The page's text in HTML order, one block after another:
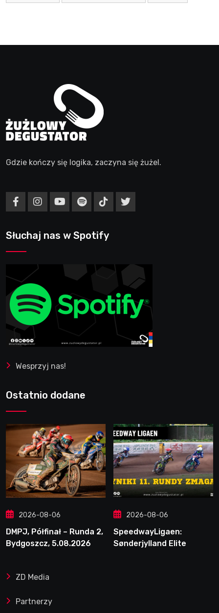
Gdzie kończy się logika, zaczyna się żużel.
Słuchaj nas w Spotify
Wesprzyj nas!
Ostatnio dodane
2026-08-06
DMPJ, Półfinał – Runda 2,
Bydgoszcz, 5.08.2026
2026-08-06
SpeedwayLigaen:
Sønderjylland Elite
ZD Media
Partnerzy